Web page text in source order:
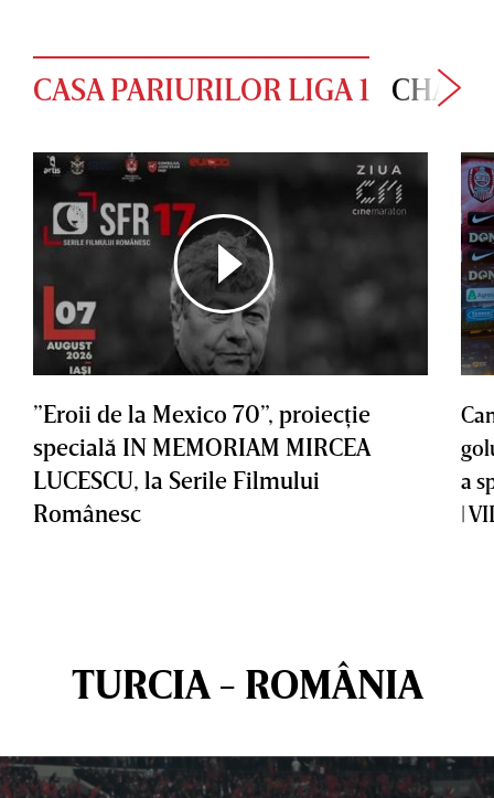
CASA PARIURILOR LIGA 1
”Eroii de la Mexico 70”, proiecţie
specială IN MEMORIAM MIRCEA
LUCESCU, la Serile Filmului
Românesc
a
|
TURCIA - ROMÂNIA